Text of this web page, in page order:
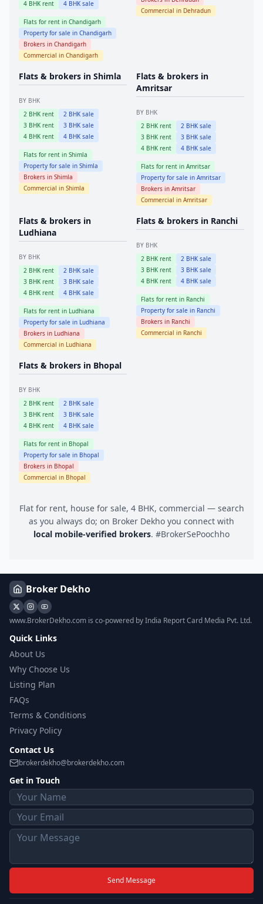
4 BHK rent 4 BHK sale
Flats for rent in Chandigarh
Property for sale in Chandigarh
Brokers in Chandigarh
Commercial in Chandigarh
Commercial in Dehradun
Flats & brokers in Shimla
BY BHK
2 BHK rent 2 BHK sale
3 BHK rent 3 BHK sale
4 BHK rent 4 BHK sale
Flats for rent in Shimla
Property for sale in Shimla
Brokers in Shimla
Commercial in Shimla
Flats & brokers in
Amritsar
BY BHK
2 BHK rent 2 BHK sale
3 BHK rent 3 BHK sale
4 BHK rent 4 BHK sale
Flats for rent in Amritsar
Property for sale in Amritsar
Brokers in Amritsar
Commercial in Amritsar
Flats & brokers in
Ludhiana
BY BHK
2 BHK rent 2 BHK sale
3 BHK rent 3 BHK sale
4 BHK rent 4 BHK sale
Flats for rent in Ludhiana
Property for sale in Ludhiana
Brokers in Ludhiana
Commercial in Ludhiana
Flats & brokers in Ranchi
BY BHK
2 BHK rent 2 BHK sale
3 BHK rent 3 BHK sale
4 BHK rent 4 BHK sale
Flats for rent in Ranchi
Property for sale in Ranchi
Brokers in Ranchi
Commercial in Ranchi
Flats & brokers in Bhopal
BY BHK
2 BHK rent 2 BHK sale
3 BHK rent 3 BHK sale
4 BHK rent 4 BHK sale
Flats for rent in Bhopal
Property for sale in Bhopal
Brokers in Bhopal
Commercial in Bhopal
Flat for rent, house for sale, 4 BHK, commercial — search
as you always do; on Broker Dekho you connect with
local mobile-verified brokers. #BrokerSePoochho
Broker Dekho
www.BrokerDekho.com is co-powered by India Report Card Media Pvt. Ltd.
Quick Links
About Us
Why Choose Us
Listing Plan
FAQs
Terms & Conditions
Privacy Policy
Contact Us
brokerdekho@brokerdekho.com
Get in Touch
Send Message